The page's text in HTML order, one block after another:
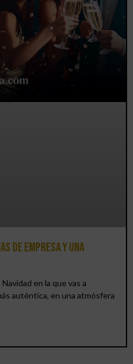
de empresa y una
en la que vas a
auténtica, en una atmósfera